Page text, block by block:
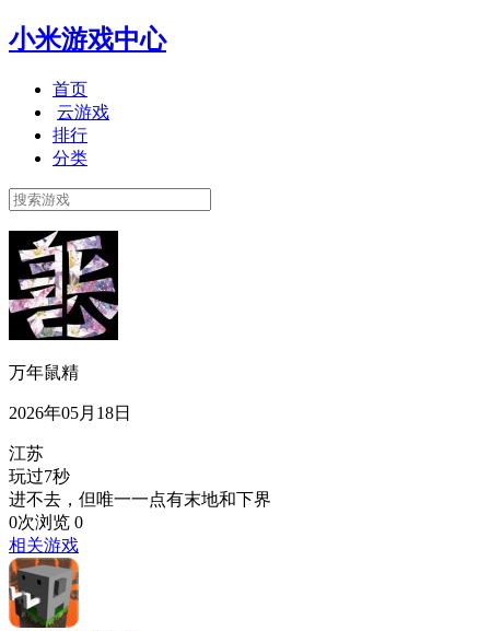
小米游戏中心
首页
云游戏
排行
分类
万年鼠精
2026年05月18日
江苏
玩过7秒
进不去，但唯一一点有末地和下界
0次浏览 0
相关游戏